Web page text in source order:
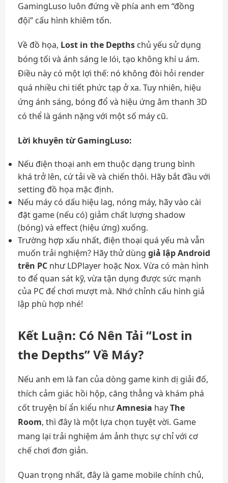
GamingLuso luôn đứng về phía anh em “đồng
đội” cấu hình khiêm tốn.
Về đồ họa, Lost in the Depths chủ yếu sử dụng
bóng tối và ánh sáng le lói, tạo không khí u ám.
Điều này có một lợi thế: nó không đòi hỏi render
quá nhiều chi tiết phức tạp ở xa. Tuy nhiên, hiệu
ứng ánh sáng, bóng đổ và hiệu ứng âm thanh 3D
có thể là gánh nặng với một số máy cũ.
Lời khuyên từ GamingLuso:
Nếu điện thoại anh em thuộc dạng trung bình
khá trở lên, cứ tải về và chiến thôi. Hãy bắt đầu với
setting đồ họa mặc định.
Nếu máy có dấu hiệu lag, nóng máy, hãy vào cài
đặt game (nếu có) giảm chất lượng shadow
(bóng) và effect (hiệu ứng) xuống.
Trường hợp xấu nhất, điện thoại quá yếu mà vẫn
muốn trải nghiệm? Hãy thử dùng giả lập Android
trên PC như LDPlayer hoặc Nox. Vừa có màn hình
to để quan sát kỹ, vừa tận dụng được sức mạnh
của PC để chơi mượt mà. Nhớ chỉnh cấu hình giả
lập phù hợp nhé!
Kết Luận: Có Nên Tải “Lost in
the Depths” Về Máy?
Nếu anh em là fan của dòng game kinh dị giải đố,
thích cảm giác hồi hộp, căng thẳng và khám phá
cốt truyện bí ẩn kiểu nhưAmnesia hayThe
Room, thì đây là một lựa chọn tuyệt vời. Game
mang lại trải nghiệm ám ảnh thực sự chỉ với cơ
chế chơi đơn giản.
Quan trọng nhất, đây là game mobile chính chủ,